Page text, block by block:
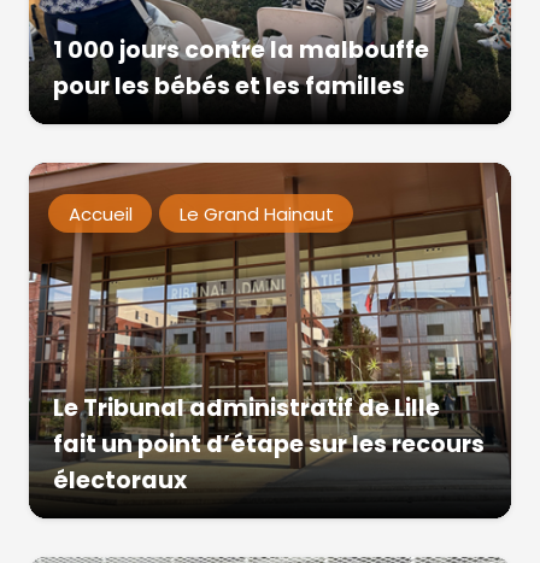
1 000 jours contre la malbouffe
pour les bébés et les familles
Accueil Le Grand Hainaut
Le Tribunal administratif de Lille
fait un point d’étape sur les recours
électoraux